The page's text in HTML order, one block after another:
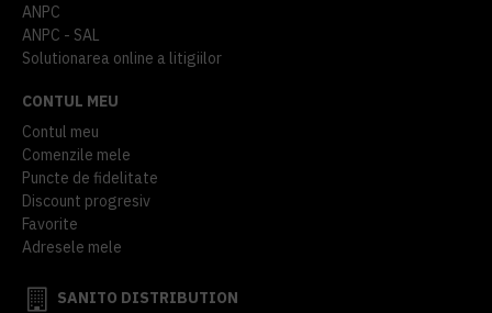
ANPC
ANPC - SAL
Solutionarea online a litigiilor
CONTUL MEU
Contul meu
Comenzile mele
Puncte de fidelitate
Discount progresiv
Favorite
Adresele mele
SANITO DISTRIBUTION